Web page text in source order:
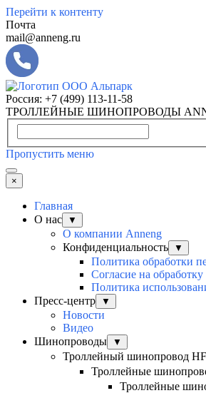
Перейти к контенту
Почта
mail@anneng.ru
Россия: +7 (499) 113-11-58
ТРОЛЛЕЙНЫЕ ШИНОПРОВОДЫ
Пропустить меню
×
Главная
О нас
▼
О компании Anneng
Конфиденциальность
▼
Политика обработки
Согласие на
Политика
Пресс-центр
▼
Новости
Видео
Шинопроводы
▼
Троллейный шинопровод
Троллейные
Троллейные